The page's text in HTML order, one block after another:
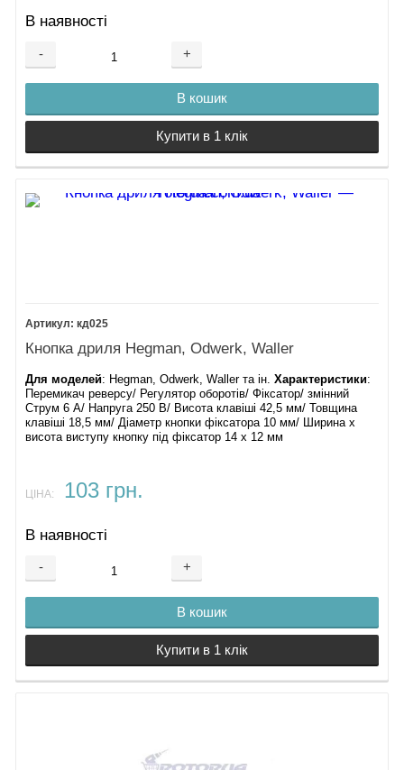
В наявності
- +
В кошик
Купити в 1 клік
кд025
Кнопка дриля Hegman, Odwerk, Waller
Для моделей: Hegman, Odwerk, Waller та ін.Характеристики:
Перемикач реверсу/ Регулятор оборотів/ Фіксатор/ змінний
Струм 6 А/ Напруга 250 В/ Висота клавіші 42,5 мм/ Товщина
клавіші 18,5 мм/ Діаметр кнопки фіксатора 10 мм/ Ширина х
висота виступу кнопку під фіксатор 14 х 12 мм
ЦІНА: 103 грн.
В наявності
- +
В кошик
Купити в 1 клік